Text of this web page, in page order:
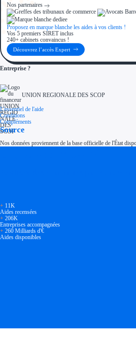
Nos partenaires
Proposez en marque blanche les aides à vos clients !
Vos 5 premiers SIRET inclus
240+ cabinets convaincus !
Découvrez l’accès Expert
Entreprise ?
UNION REGIONALE DES SCOP
L'essentiel de l'aide
Conditions
Compléments
Source
Nos données proviennent de la base officielle de l'État
+ 11K
Aides recensées
+ 206K
Entreprises accompagnées
+ 260 Milliards d'€
Aides disponibles